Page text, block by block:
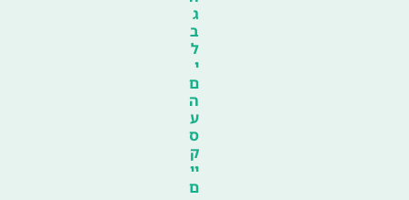
ג
ב
ל
י
ם
ה
ע
ס
ק
יי
ם